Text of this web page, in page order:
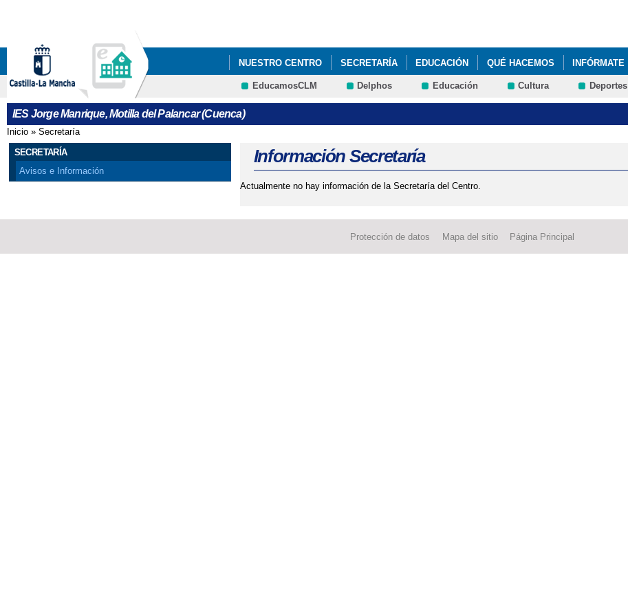
NUESTRO CENTRO SECRETARÍA EDUCACIÓN QUÉ HACEMOS INFÓRMATE
EducamosCLM Delphos Educación Cultura Deportes
IES Jorge Manrique, Motilla del Palancar (Cuenca)
Se encuentra usted aquí
Inicio » Secretaría
SECRETARÍA
Avisos e Información
Información Secretaría
Actualmente no hay información de la Secretaría del Centro.
Protección de datos Mapa del sitio Página Principal